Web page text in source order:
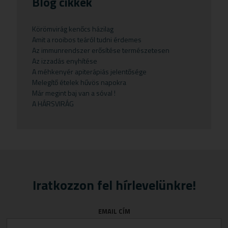
Bébi italok
Bébiételek
Fogkrémek
Gyermekteák
Gyermekvállalás
Gyümölcspüré
Tápszer
Kávé
Növényi magvak
Olajok
Pelyhek
Csonterősítők
Ekcéma
Emésztési panaszok
Erőnlétfokozók
Fejfájás
Felfázás
Idegrendszer
Potencianövelő
Prosztata
Sampon
Szappan
Testápolók
Tusfürdő
Növényi magvak
Palacsintaliszt
Pizza alap
Sörélesztő
Naturstar
VIRDE
Hajvégápolók
Samponok
Lisztek
Növényi magvak
Növényi zsírok
Rizstészták
Szirupok
Üdítők
Körömvirág kenőcs házilag
Amit a rooibos teáról tudni érdemes
Az immunrendszer erősítése természetesen
Az izzadás enyhítése
A méhkenyér apiterápiás jelentősége
Melegítő ételek hűvös napokra
Már megint baj van a sóval !
A HÁRSVIRÁG
Iratkozzon fel hírlevelünkre!
EMAIL CÍM